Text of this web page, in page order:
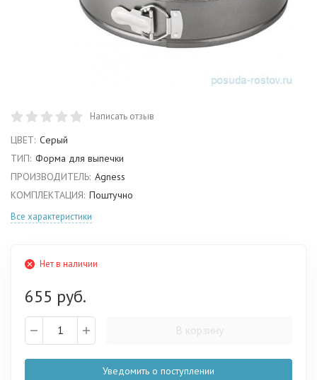
Написать отзыв
ЦВЕТ: Серый
ТИП: Форма для выпечки
ПРОИЗВОДИТЕЛЬ: Agness
КОМПЛЕКТАЦИЯ: Поштучно
Все характеристики
Нет в наличии
655 руб.
В корзину
Уведомить о поступлении